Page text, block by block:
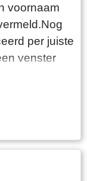
voornaam
per juiste
venster
van familie